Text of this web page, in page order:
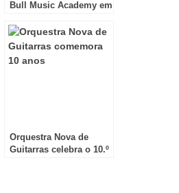
Bull Music Academy em
Orquestra Nova de
Guitarras celebra o 10.º